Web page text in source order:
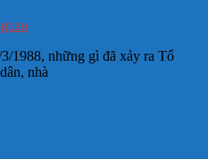
1988, những gì đã xảy ra Tổ
nhà